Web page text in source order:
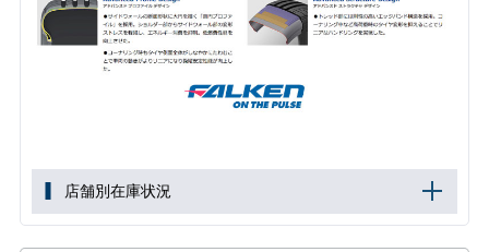
店舗別在庫状況